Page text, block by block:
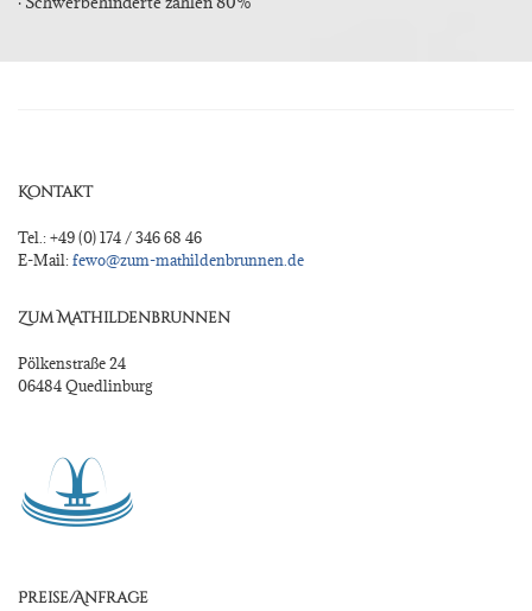
Kontakt
Tel.: +49 (0) 174 / 346 68 46
E-Mail:fewo@zum-mathildenbrunnen.de
Zum Mathildenbrunnen
Pölkenstraße 24
06484 Quedlinburg
Preise/Anfrage